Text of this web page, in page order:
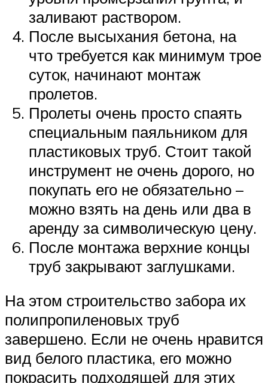
заливают раствором.
После высыхания бетона, на
что требуется как минимум трое
суток, начинают монтаж
пролетов.
Пролеты очень просто спаять
специальным паяльником для
пластиковых труб. Стоит такой
инструмент не очень дорого, но
покупать его не обязательно –
можно взять на день или два в
аренду за символическую цену.
После монтажа верхние концы
труб закрывают заглушками.
На этом строительство забора их
полипропиленовых труб
завершено. Если не очень нравится
вид белого пластика, его можно
покрасить подходящей для этих